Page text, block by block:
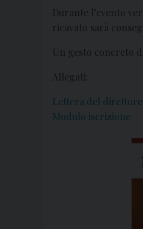
Durante l’evento
ricavato sarà
Un gesto concreto
Allegati:
Lettera del
Modulo iscrizione